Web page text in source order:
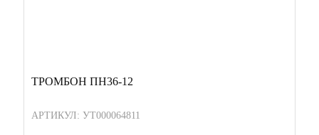
ТРОМБОН ПН36-12
АРТИКУЛ: УТ000064811